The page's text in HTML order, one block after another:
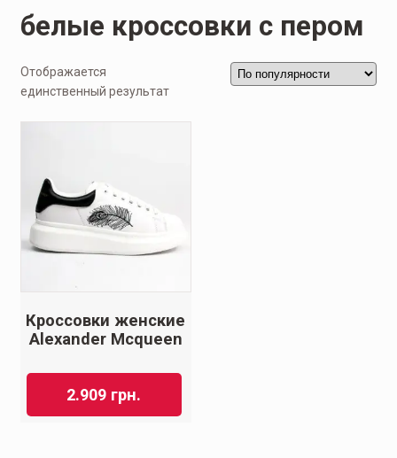
белые кроссовки с пером
Отображается
единственный результат
Кроссовки женские
Alexander Mcqueen
2.909 грн.